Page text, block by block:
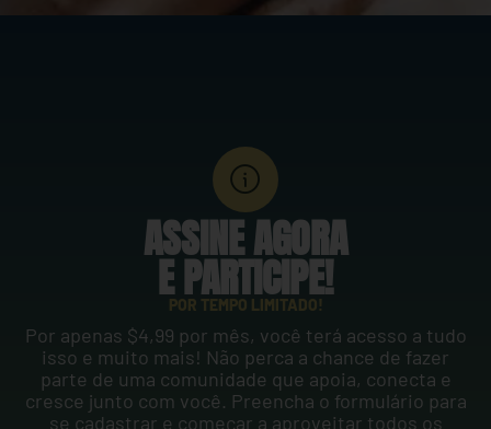
ASSINE AGORA
E PARTICIPE!
POR TEMPO LIMITADO!
Por apenas $4,99 por mês, você terá acesso a tudo
isso e muito mais! Não perca a chance de fazer
parte de uma comunidade que apoia, conecta e
cresce junto com você. Preencha o formulário para
se cadastrar e começar a aproveitar todos os